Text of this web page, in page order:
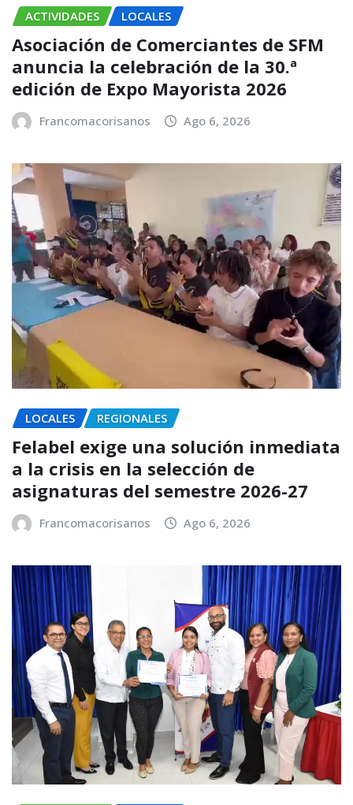
ACTIVIDADES LOCALES
Asociación de Comerciantes de SFM
anuncia la celebración de la 30.ª
edición de Expo Mayorista 2026
Francomacorisanos Ago 6, 2026
LOCALES REGIONALES
Felabel exige una solución inmediata
a la crisis en la selección de
asignaturas del semestre 2026-27
Francomacorisanos Ago 6, 2026